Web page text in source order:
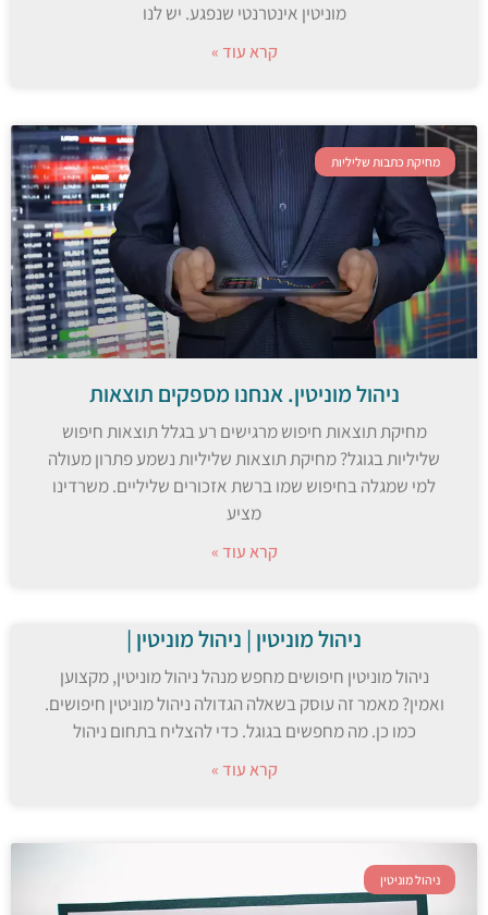
מוניטין אינטרנטי שנפגע. יש לנו
קרא עוד »
מחיקת כתבות שליליות
ניהול מוניטין. אנחנו מספקים תוצאות
מחיקת תוצאות חיפוש מרגישים רע בגלל תוצאות חיפוש
שליליות בגוגל? מחיקת תוצאות שליליות נשמע פתרון מעולה
למי שמגלה בחיפוש שמו ברשת אזכורים שליליים. משרדינו
מציע
קרא עוד »
ניהול מוניטין | ניהול מוניטין |
ניהול מוניטין חיפושים מחפש מנהל ניהול מוניטין, מקצוען
ואמין? מאמר זה עוסק בשאלה הגדולה ניהול מוניטין חיפושים.
כמו כן. מה מחפשים בגוגל. כדי להצליח בתחום ניהול
קרא עוד »
ניהול מוניטין